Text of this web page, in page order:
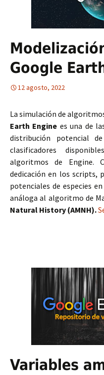
Google
12 agosto, 2022
La simulación de
Earth Engine es una de
distribución potencial
clasificadores
algoritmos de Engine.
dedicación en los scripts,
potenciales de especies
análoga al algoritmo de
Natural History (AMNH).
Variables